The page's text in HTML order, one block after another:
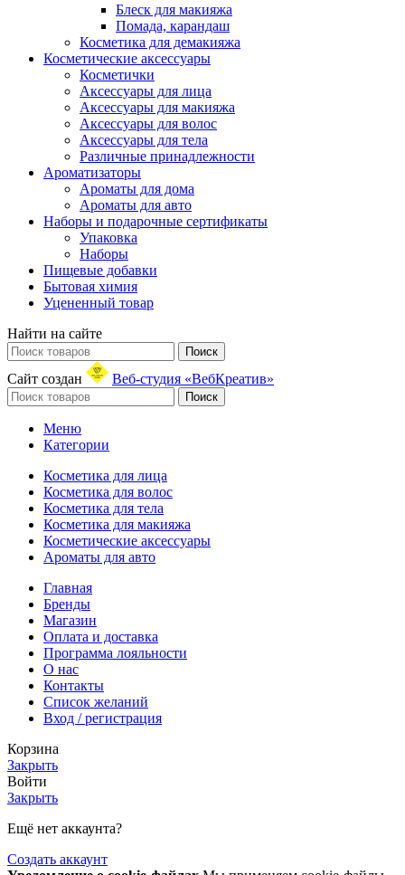
Блеск для макияжа
Помада, карандаш
Косметика для демакияжа
Косметические аксессуары
Косметички
Аксессуары для лица
Аксессуары для макияжа
Аксессуары для волос
Аксессуары для тела
Различные принадлежности
Ароматизаторы
Ароматы для дома
Ароматы для авто
Наборы и подарочные сертификаты
Упаковка
Наборы
Пищевые добавки
Бытовая химия
Уцененный товар
Найти на сайте
Поиск
Сайт создан Веб-студия «ВебКреатив»
Поиск
Меню
Категории
Косметика для лица
Косметика для волос
Косметика для тела
Косметика для макияжа
Косметические аксессуары
Ароматы для авто
Главная
Бренды
Магазин
Оплата и доставка
Программа лояльности
О нас
Контакты
Список желаний
Вход / регистрация
Корзина
Закрыть
Войти
Закрыть
Ещё нет аккаунта?
Создать аккаунт